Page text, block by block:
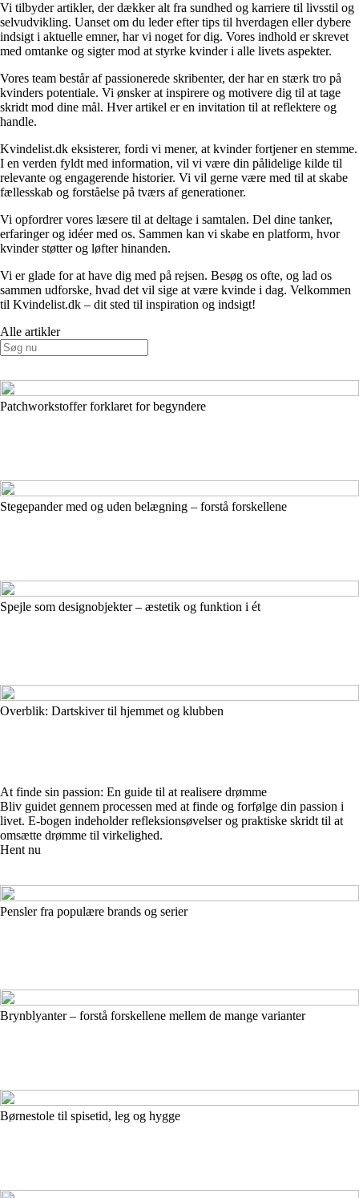
Vi tilbyder artikler, der dækker alt fra sundhed og karriere til livsstil og
selvudvikling. Uanset om du leder efter tips til hverdagen eller dybere
indsigt i aktuelle emner, har vi noget for dig. Vores indhold er skrevet
med omtanke og sigter mod at styrke kvinder i alle livets aspekter.
Vores team består af passionerede skribenter, der har en stærk tro på
kvinders potentiale. Vi ønsker at inspirere og motivere dig til at tage
skridt mod dine mål. Hver artikel er en invitation til at reflektere og
handle.
Kvindelist.dk eksisterer, fordi vi mener, at kvinder fortjener en stemme.
I en verden fyldt med information, vil vi være din pålidelige kilde til
relevante og engagerende historier. Vi vil gerne være med til at skabe
fællesskab og forståelse på tværs af generationer.
Vi opfordrer vores læsere til at deltage i samtalen. Del dine tanker,
erfaringer og idéer med os. Sammen kan vi skabe en platform, hvor
kvinder støtter og løfter hinanden.
Vi er glade for at have dig med på rejsen. Besøg os ofte, og lad os
sammen udforske, hvad det vil sige at være kvinde i dag. Velkommen
til Kvindelist.dk – dit sted til inspiration og indsigt!
Alle artikler
Patchworkstoffer forklaret for begyndere
Stegepander med og uden belægning – forstå forskellene
Spejle som designobjekter – æstetik og funktion i ét
Overblik: Dartskiver til hjemmet og klubben
At finde sin passion: En guide til at realisere drømme
Bliv guidet gennem processen med at finde og forfølge din passion i
livet. E-bogen indeholder refleksionsøvelser og praktiske skridt til at
omsætte drømme til virkelighed.
Hent nu
Pensler fra populære brands og serier
Brynblyanter – forstå forskellene mellem de mange varianter
Børnestole til spisetid, leg og hygge